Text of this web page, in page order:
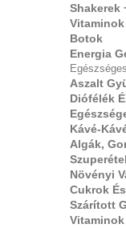
Shakerek
Botok
Energia
Aszalt
Diófélék
Kávé-
Algák,
Növényi
Cukrok
Szárított